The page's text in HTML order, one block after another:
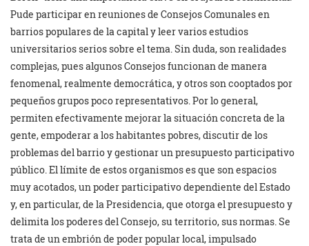
Pude participar en reuniones de Consejos Comunales en
barrios populares de la capital y leer varios estudios
universitarios serios sobre el tema. Sin duda, son realidades
complejas, pues algunos Consejos funcionan de manera
fenomenal, realmente democrática, y otros son cooptados por
pequeños grupos poco representativos. Por lo general,
permiten efectivamente mejorar la situación concreta de la
gente, empoderar a los habitantes pobres, discutir de los
problemas del barrio y gestionar un presupuesto participativo
público. El límite de estos organismos es que son espacios
muy acotados, un poder participativo dependiente del Estado
y, en particular, de la Presidencia, que otorga el presupuesto y
delimita los poderes del Consejo, su territorio, sus normas. Se
trata de un embrión de poder popular local, impulsado